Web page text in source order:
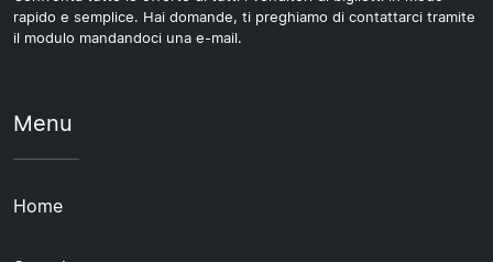
rapido e semplice. Hai domande, ti preghiamo di contattarci tramite
il modulo mandandoci una e-mail.
Menu
Home